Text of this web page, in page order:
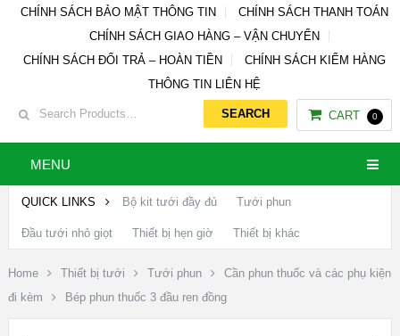
CHÍNH SÁCH BẢO MẬT THÔNG TIN
CHÍNH SÁCH THANH TOÁN
CHÍNH SÁCH GIAO HÀNG – VẬN CHUYỂN
CHÍNH SÁCH ĐỔI TRẢ – HOÀN TIỀN
CHÍNH SÁCH KIỂM HÀNG
THÔNG TIN LIÊN HỆ
CART 0
MENU
QUICK LINKS Bộ kit tưới đầy đủ Tưới phun
Đầu tưới nhỏ giọt Thiết bị hẹn giờ Thiết bị khác
Home Thiết bị tưới Tưới phun
Cần phun thuốc và các phụ kiện
đi kèm
Bép phun thuốc 3 đầu ren đồng